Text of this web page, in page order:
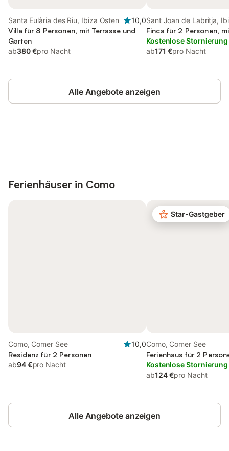
Santa Eulària des Riu, Ibiza Osten
10,0
Villa für 8 Personen, mit Terrasse und
Garten
ab380 €pro Nacht
Sant Joan de Labritja,
Finca für 2 Personen,
Kostenlose Stornierung
ab171 €pro Nacht
Alle Angebote anzeigen
Ferienhäuser in Como
Como, Comer See
10,0
Residenz für 2 Personen
ab94 €pro Nacht
Star-Gastgeber
Como, Comer See
Ferienhaus für 2
Kostenlose Stornierung
ab124 €pro Nacht
Alle Angebote anzeigen